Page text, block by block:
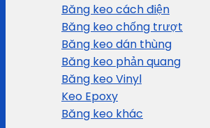
Băng keo cách điện
Băng keo chống trượt
Băng keo dán thùng
Băng keo phản quang
Băng keo Vinyl
Keo Epoxy
Băng keo khác